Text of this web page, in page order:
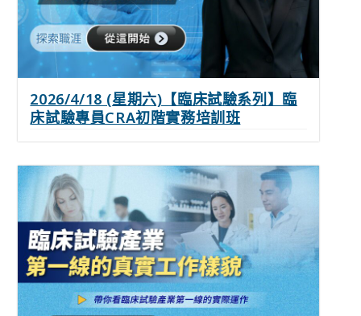
2026/4/18 (星期六)【臨床試驗系列】臨
床試驗專員CRA初階實務培訓班